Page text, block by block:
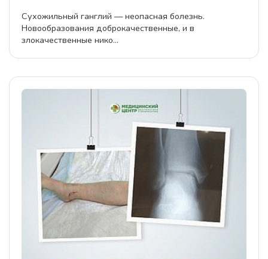
Сухожильный ганглий — неопасная болезнь.
Новообразования доброкачественные, и в
злокачественные нико...